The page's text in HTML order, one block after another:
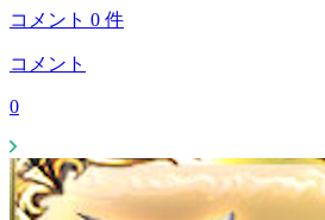
コメント 0 件
コメント
0